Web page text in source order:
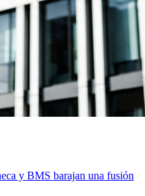
y BMS barajan una fusión